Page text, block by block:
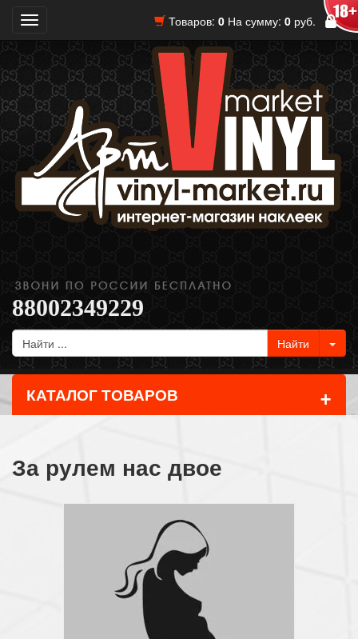
Товаров: 0 На сумму: 0 руб.
Toggle
navigation
88002349229
КАТАЛОГ ТОВАРОВ +
За рулем нас двое